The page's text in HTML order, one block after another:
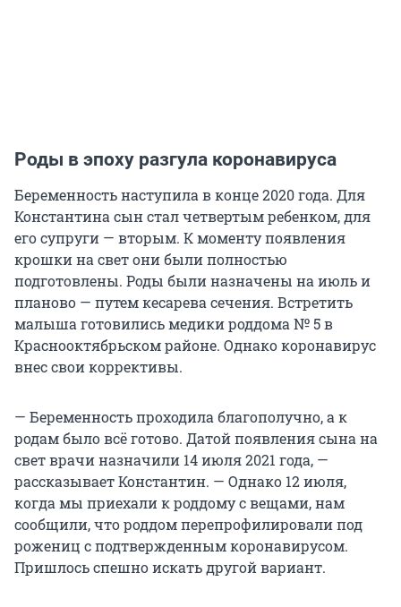
Роды в эпоху разгула коронавируса
Беременность наступила в конце 2020 года. Для
Константина сын стал четвертым ребенком, для
его супруги — вторым. К моменту появления
крошки на свет они были полностью
подготовлены. Роды были назначены на июль и
планово — путем кесарева сечения. Встретить
малыша готовились медики роддома № 5 в
Краснооктябрьском районе. Однако коронавирус
внес свои коррективы.
— Беременность проходила благополучно, а к
родам было всё готово. Датой появления сына на
свет врачи назначили 14 июля 2021 года, —
рассказывает Константин. — Однако 12 июля,
когда мы приехали к роддому с вещами, нам
сообщили, что роддом перепрофилировали под
рожениц с подтвержденным коронавирусом.
Пришлось спешно искать другой вариант.